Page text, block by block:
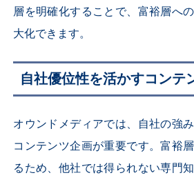
層を明確化することで、富裕層へ
大化できます。
自社優位性を活かすコンテ
オウンドメディアでは、自社の強
コンテンツ企画が重要です。富裕
るため、他社では得られない専門